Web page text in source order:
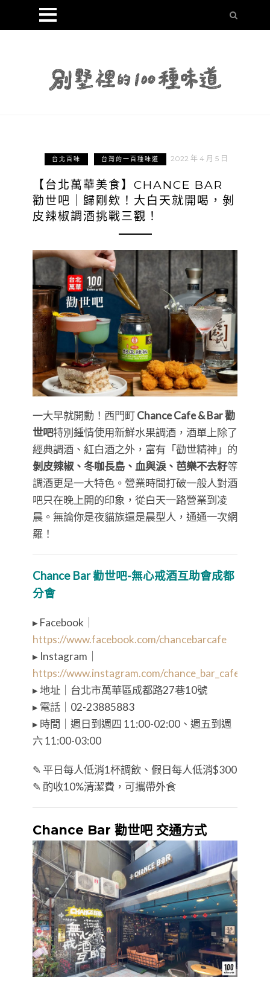
台北百味 台灣的一百種味道 2022 年 4 月 5 日
【台北萬華美食】CHANCE BAR
勸世吧｜歸剛欸！大白天就開喝，剝
皮辣椒調酒挑戰三觀！
一大早就開勳！西門町Chance Cafe & Bar 勸
世吧特別鍾情使用新鮮水果調酒，酒單上除了
經典調酒、紅白酒之外，富有「勸世精神」的
剝皮辣椒、冬咖長島、血與淚、芭樂不去籽等
調酒更是一大特色。營業時間打破一般人對酒
吧只在晚上開的印象，從白天一路營業到凌
晨。無論你是夜貓族還是晨型人，通通一次網
羅！
Chance Bar 勸世吧-無心戒酒互助會成都
分會
▸ Facebook｜
https://www.facebook.com/chancebarcafe
▸ Instagram｜
https://www.instagram.com/chance_bar_cafe/
▸ 地址｜台北市萬華區成都路27巷10號
▸ 電話｜02-23885883
▸ 時間｜週日到週四 11:00-02:00、週五到週
六 11:00-03:00
✎ 平日每人低消1杯調飲、假日每人低消$300
✎ 酌收10%清潔費，可攜帶外食
Chance Bar 勸世吧 交通方式